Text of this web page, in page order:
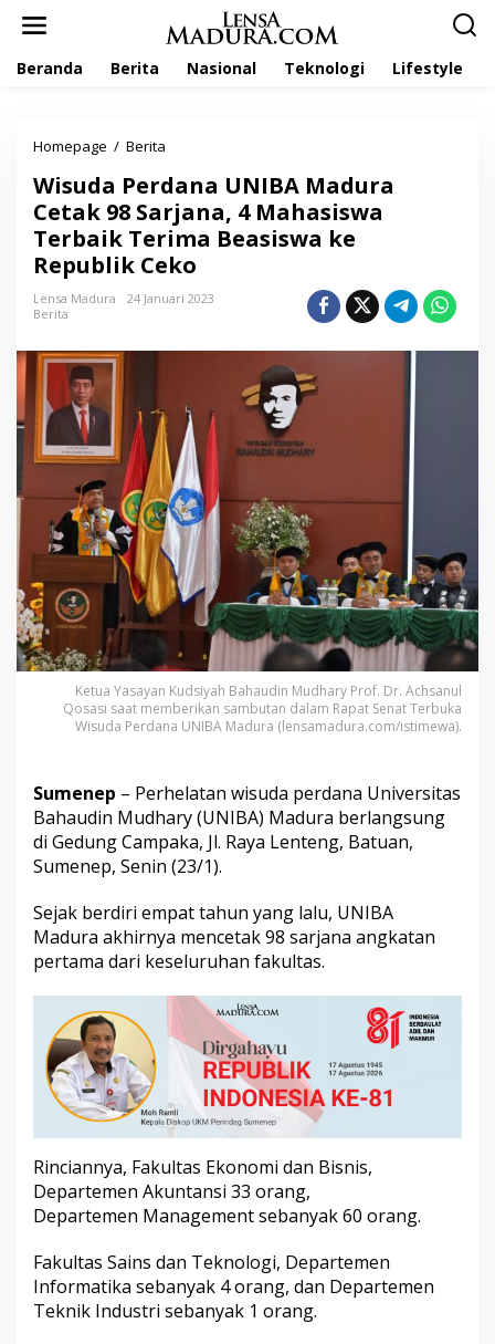
Beranda Berita Nasional Teknologi Lifestyle
Homepage / Berita
s
u
d
a
P
r
N
I
B
A
M
a
d
u
r
a
t
a
k
9
a
r
j
a
n
4
M
a
a
i
a
T
e
r
a
i
T
e
i
Wisuda Perdana UNIBA Madura
Cetak 98 Sarjana, 4 Mahasiswa
Terbaik Terima Beasiswa ke
Republik Ceko
Lensa Madura
24 Januari 2023
Berita
Ketua Yasayan Kudsiyah Bahaudin Mudhary Prof. Dr. Achsanul
Qosasi saat memberikan sambutan dalam Rapat Senat Terbuka
Wisuda Perdana UNIBA Madura (lensamadura.com/istimewa).
Sumenep – Perhelatan wisuda perdana Universitas
Bahaudin Mudhary (UNIBA) Madura berlangsung
di Gedung Campaka, Jl. Raya Lenteng, Batuan,
Sumenep, Senin (23/1).
Sejak berdiri empat tahun yang lalu, UNIBA
Madura akhirnya mencetak 98 sarjana angkatan
pertama dari keseluruhan fakultas.
Rinciannya, Fakultas Ekonomi dan Bisnis,
Departemen Akuntansi 33 orang,
Departemen Management sebanyak 60 orang.
Fakultas Sains dan Teknologi, Departemen
Informatika sebanyak 4 orang, dan Departemen
Teknik Industri sebanyak 1 orang.